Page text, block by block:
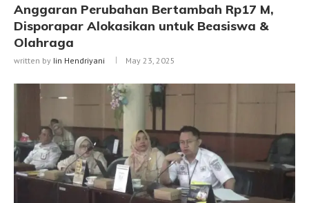
Anggaran Perubahan Bertambah Rp17 M,
Disporapar Alokasikan untuk Beasiswa &
Olahraga
written by Iin Hendriyani May 23, 2025